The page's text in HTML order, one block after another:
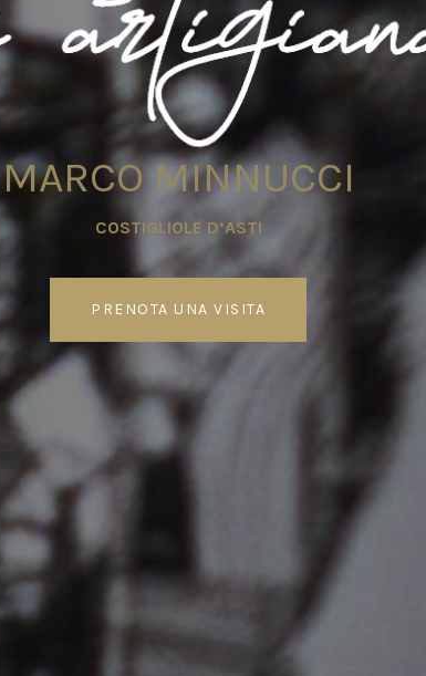
MARCO MINNUCCI
COSTIGLIOLE D’ASTI
PRENOTA UNA VISITA